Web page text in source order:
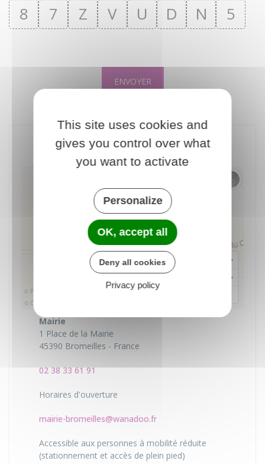
8 7 Z V U D N 5
ENVOYER
INFOS PRATIQUES
© Plan-interactif
© Contributeurs d'OpenStreetMap
Mairie
1 Place de la Mairie
45390 Bromeilles - France
02 38 33 61 91
Horaires d'ouverture
mairie-bromeilles@wanadoo.fr
Accessible aux personnes à mobilité réduite
(stationnement et accès de plein pied)
This site uses cookies and
gives you control over what
you want to activate
Personalize
OK, accept all
Deny all cookies
Privacy policy